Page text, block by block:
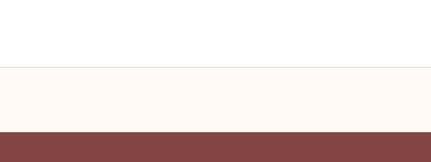
Bu ürüne ilk yorumu siz yapın!
Ürün hakkında henüz soru sorulmamış.